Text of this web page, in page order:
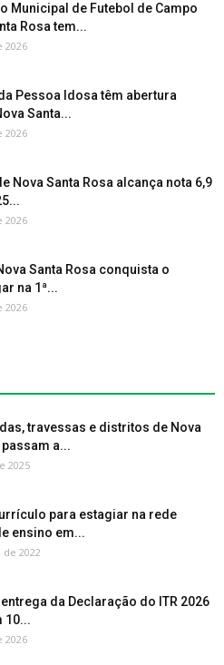
Municipal de Futebol de Campo
Rosa tem...
2026
Pessoa Idosa têm abertura
Santa...
2026
Nova Santa Rosa alcança nota 6,9
2026
Santa Rosa conquista o
na 1ª...
2026
travessas e distritos de Nova
a...
2025
para estagiar na rede
ensino em...
2022
da Declaração do ITR 2026
10...
2026